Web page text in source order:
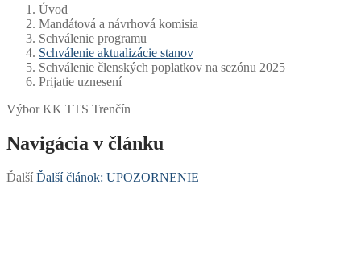
Úvod
Mandátová a návrhová komisia
Schválenie programu
Schválenie aktualizácie stanov
Schválenie členských poplatkov na sezónu 2025
Prijatie uznesení
Výbor KK TTS Trenčín
Navigácia v článku
Ďalší Ďalší článok: UPOZORNENIE